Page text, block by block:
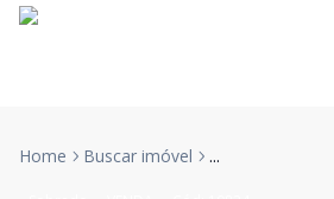
Home Buscar imóvel ...